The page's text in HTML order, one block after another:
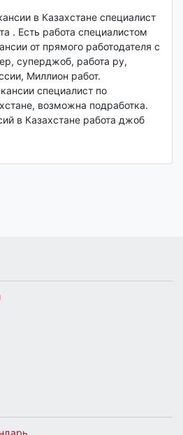
в Казахстане специалист
. Есть работа специалистом
от прямого работодателя с
суперджоб, работа ру,
Миллион работ.
специалист по
возможна подработка.
в Казахстане работа джоб